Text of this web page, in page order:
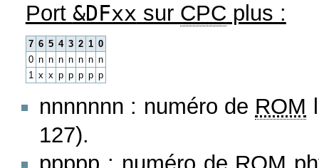
Port &DFxx sur CPC plus :
7 6 5 4 3 2 1 0
0 n n n n n n n
1
x x p p p p p
nnnnnnn : numéro de ROM
127).